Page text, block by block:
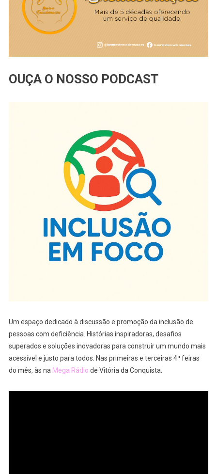
OUÇA O NOSSO PODCAST
Um espaço dedicado à discussão e promoção da inclusão de
pessoas com deficiência. Histórias inspiradoras, desafios
superados e soluções inovadoras para construir um mundo mais
acessível e justo para todos. Nas primeiras e terceiras 4ª feiras
do mês, às na Mega Rádio de Vitória da Conquista.